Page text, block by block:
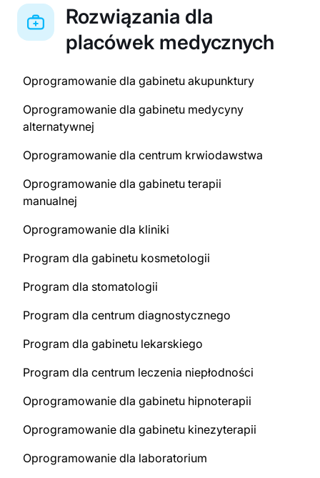
Rozwiązania dla
placówek medycznych
Oprogramowanie dla gabinetu akupunktury
Oprogramowanie dla gabinetu medycyny
alternatywnej
Oprogramowanie dla centrum krwiodawstwa
Oprogramowanie dla gabinetu terapii
manualnej
Oprogramowanie dla kliniki
Program dla gabinetu kosmetologii
Program dla stomatologii
Program dla centrum diagnostycznego
Program dla gabinetu lekarskiego
Program dla centrum leczenia niepłodności
Oprogramowanie dla gabinetu hipnoterapii
Oprogramowanie dla gabinetu kinezyterapii
Oprogramowanie dla laboratorium